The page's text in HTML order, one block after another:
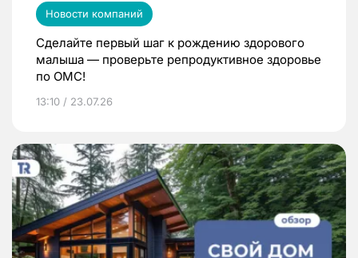
Новости компаний
Сделайте первый шаг к рождению здорового
малыша — проверьте репродуктивное здоровье
по ОМС!
13:10 / 23.07.26